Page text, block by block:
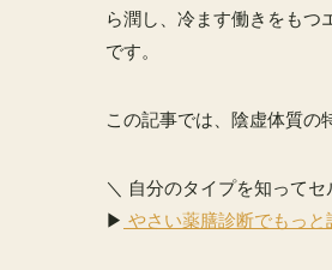
ら潤し、冷ます働きをもつ
です。
この記事では、陰虚体質の
＼ 自分のタイプを知ってセ
▶ やさい薬膳診断でもっと